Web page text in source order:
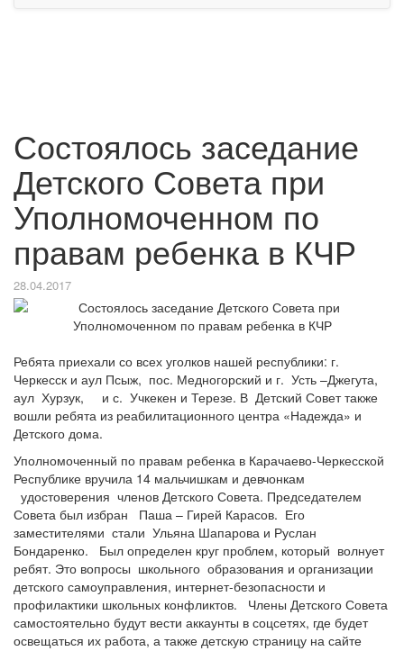
Состоялось заседание
Детского Совета при
Уполномоченном по
правам ребенка в КЧР
28.04.2017
Ребята приехали со всех уголков нашей республики: г.
Черкесск и аул Псыж, пос. Медногорский и г. Усть –Джегута,
аул Хурзук, и с. Учкекен и Терезе. В Детский Совет также
вошли ребята из реабилитационного центра «Надежда» и
Детского дома.
Уполномоченный по правам ребенка в Карачаево-Черкесской
Республике вручила 14 мальчишкам и девчонкам
удостоверения членов Детского Совета. Председателем
Совета был избран Паша – Гирей Карасов. Его
заместителями стали Ульяна Шапарова и Руслан
Бондаренко. Был определен круг проблем, который волнует
ребят. Это вопросы школьного образования и организации
детского самоуправления, интернет-безопасности и
профилактики школьных конфликтов. Члены Детского Совета
самостоятельно будут вести аккаунты в соцсетях, где будет
освещаться их работа, а также детскую страницу на сайте